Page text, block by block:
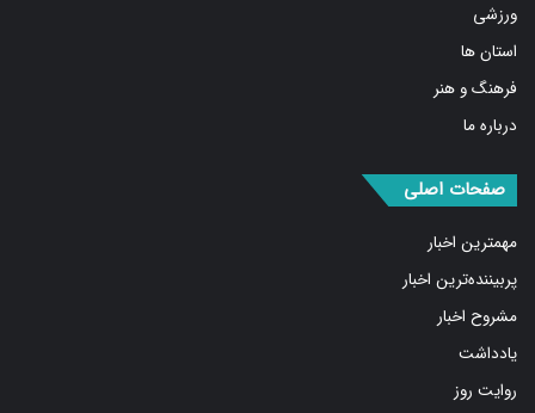
ورزشی
استان ها
فرهنگ و هنر
درباره ما
صفحات اصلی
مهمترین اخبار
پربیننده‌ترین اخبار
مشروح اخبار
یادداشت
روایت روز